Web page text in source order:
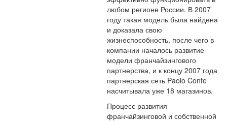
любом регионе России. В 2007
году такая модель была найдена
и доказала свою
жизнеспособность, после чего в
компании началось развитие
модели франчайзингового
партнерства, и к концу 2007 года
партнерская сеть Paolo Conte
насчитывала уже 18 магазинов.
Процесс развития
франчайзинговой и собственной